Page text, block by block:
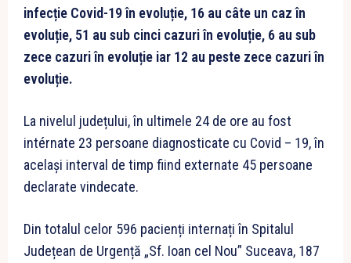
infecție Covid-19 în evoluție, 16 au câte un caz în
evoluție, 51 au sub cinci cazuri în evoluție, 6 au sub
zece cazuri în evoluție iar 12 au peste zece cazuri în
evoluție.
La nivelul județului, în ultimele 24 de ore au fost
intérnate 23 persoane diagnosticate cu Covid – 19, în
același interval de timp fiind externate 45 persoane
declarate vindecate.
Din totalul celor 596 pacienți internați în Spitalul
Județean de Urgență „Sf. Ioan cel Nou” Suceava, 187